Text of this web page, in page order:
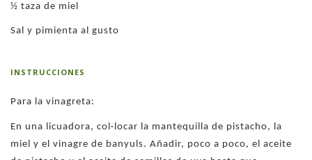
½ taza de miel
Sal y pimienta al gusto
INSTRUCCIONES
Para la vinagreta:
En una licuadora, col·locar la mantequilla de pistacho, la
miel y el vinagre de banyuls. Añadir, poco a poco, el aceite